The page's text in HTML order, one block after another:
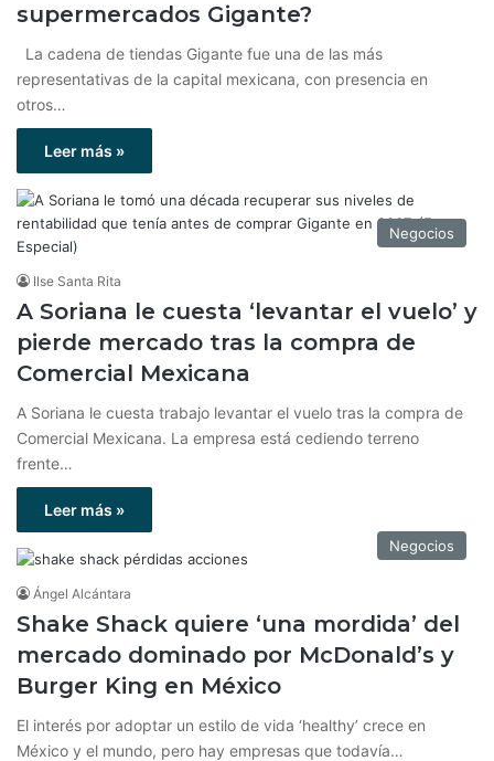
supermercados Gigante?
La cadena de tiendas Gigante fue una de las más
representativas de la capital mexicana, con presencia en
otros…
Leer más »
Negocios
Ilse Santa Rita
A Soriana le cuesta ‘levantar el vuelo’ y
pierde mercado tras la compra de
Comercial Mexicana
A Soriana le cuesta trabajo levantar el vuelo tras la compra de
Comercial Mexicana. La empresa está cediendo terreno
frente…
Leer más »
Negocios
Ángel Alcántara
Shake Shack quiere ‘una mordida’ del
mercado dominado por McDonald’s y
Burger King en México
El interés por adoptar un estilo de vida ‘healthy’ crece en
México y el mundo, pero hay empresas que todavía…